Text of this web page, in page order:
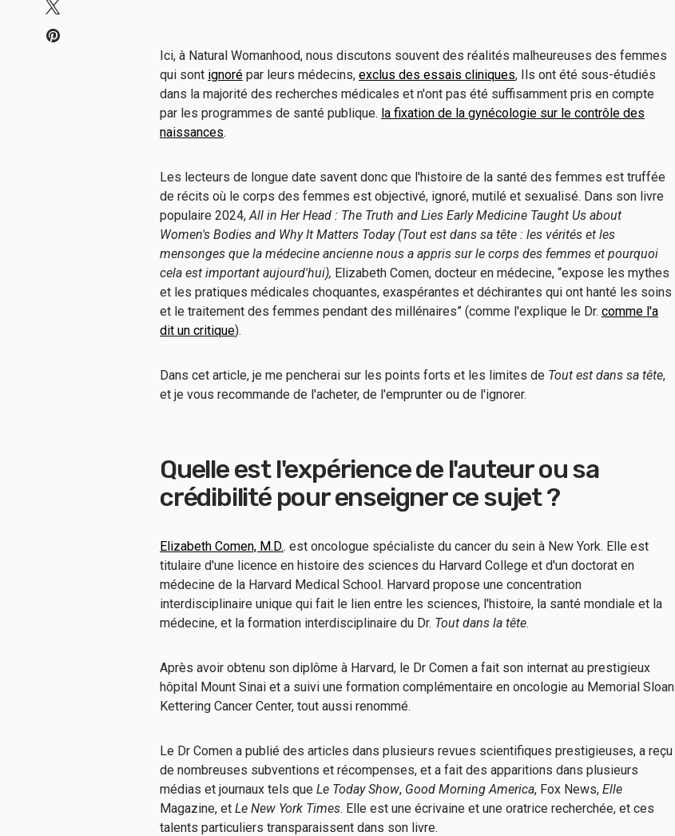
Ici, à Natural Womanhood, nous discutons souvent des réalités malheureuses des femmes
qui sont ignoré par leurs médecins, exclus des essais cliniques, Ils ont été sous-étudiés
dans la majorité des recherches médicales et n'ont pas été suffisamment pris en compte
par les programmes de santé publique. la fixation de la gynécologie sur le contrôle des
naissances.
Les lecteurs de longue date savent donc que l'histoire de la santé des femmes est truffée
de récits où le corps des femmes est objectivé, ignoré, mutilé et sexualisé. Dans son livre
populaire 2024, All in Her Head : The Truth and Lies Early Medicine Taught Us about
Women's Bodies and Why It Matters Today (Tout est dans sa tête : les vérités et les
mensonges que la médecine ancienne nous a appris sur le corps des femmes et pourquoi
cela est important aujourd'hui), Elizabeth Comen, docteur en médecine, “expose les mythes
et les pratiques médicales choquantes, exaspérantes et déchirantes qui ont hanté les soins
et le traitement des femmes pendant des millénaires” (comme l'explique le Dr. comme l'a
dit un critique).
Dans cet article, je me pencherai sur les points forts et les limites de Tout est dans sa tête,
et je vous recommande de l'acheter, de l'emprunter ou de l'ignorer.
Quelle est l'expérience de l'auteur ou sa
crédibilité pour enseigner ce sujet ?
Elizabeth Comen, M.D.. est oncologue spécialiste du cancer du sein à New York. Elle est
titulaire d'une licence en histoire des sciences du Harvard College et d'un doctorat en
médecine de la Harvard Medical School. Harvard propose une concentration
interdisciplinaire unique qui fait le lien entre les sciences, l'histoire, la santé mondiale et la
médecine, et la formation interdisciplinaire du Dr. Tout dans la tête.
Après avoir obtenu son diplôme à Harvard, le Dr Comen a fait son internat au prestigieux
hôpital Mount Sinai et a suivi une formation complémentaire en oncologie au Memorial Sloan
Kettering Cancer Center, tout aussi renommé.
Le Dr Comen a publié des articles dans plusieurs revues scientifiques prestigieuses, a reçu
de nombreuses subventions et récompenses, et a fait des apparitions dans plusieurs
médias et journaux tels que Le Today Show, Good Morning America, Fox News, Elle
Magazine, et Le New York Times. Elle est une écrivaine et une oratrice recherchée, et ces
talents particuliers transparaissent dans son livre.